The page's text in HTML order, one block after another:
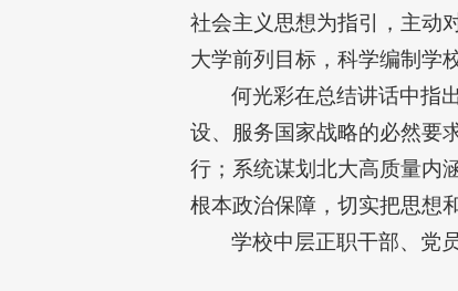
社会主义思想为指引，主动
大学前列目标，科学编制学
何光彩在总结讲话中指
设、服务国家战略的必然要
行；系统谋划北大高质量内
根本政治保障，切实把思想
学校中层正职干部、党